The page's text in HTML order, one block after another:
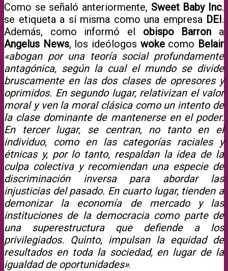
Como se señaló anteriormente, Sweet Baby Inc.
se etiqueta a sí misma como una empresa DEI.
Además, como informó el obispo Barron a
Angelus News, los ideólogos wokecomo Belair
«abogan por una teoría social profundamente
antagónica, según la cual el mundo se divide
bruscamente en las dos clases de opresores y
oprimidos. En segundo lugar, relativizan el valor
moral y ven la moral clásica como un intento de
la clase dominante de mantenerse en el poder.
En tercer lugar, se centran, no tanto en el
individuo, como en las categorías raciales y
étnicas y, por lo tanto, respaldan la idea de la
culpa colectiva y recomiendan una especie de
discriminación inversa para abordar las
injusticias del pasado. En cuarto lugar, tienden a
demonizar la economía de mercado y las
instituciones de la democracia como parte de
una superestructura que defiende a los
privilegiados. Quinto, impulsan la equidad de
resultados en toda la sociedad, en lugar de la
igualdad de oportunidades».